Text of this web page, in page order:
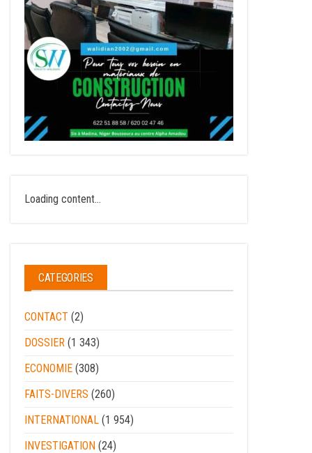
Loading content...
CATEGORIES
CONTACT (2)
DOSSIER (1 343)
ECONOMIE (308)
FAITS-DIVERS (260)
INTERNATIONAL (1 954)
INVESTIGATION (24)